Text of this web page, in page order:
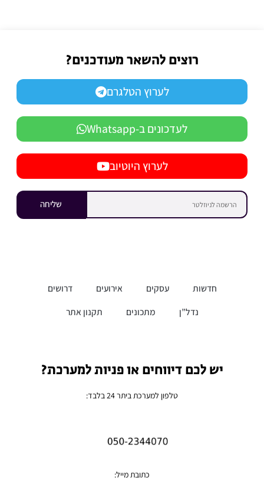
רוצים להשאר מעודכנים?
לערוץ הטלגרם
לעדכונים ב-Whatsapp
לערוץ היוטיוב
שליחה
חדשות עסקים אירועים
דרושים
נדל”ן
מתכונים תקנון אתר
יש לכם דיווחים או פניות למערכת?
טלפון למערכת ביתר 24 בלבד:
כתובת מייל: